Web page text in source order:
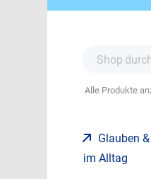
Alle Produkte
Glauben
im Alltag